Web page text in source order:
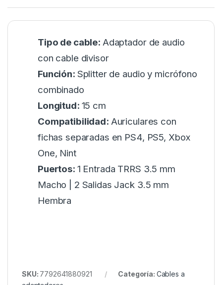
Tipo de cable: Adaptador de audio
con cable divisor
Función: Splitter de audio y micrófono
combinado
Longitud: 15 cm
Compatibilidad: Auriculares con
fichas separadas en PS4, PS5, Xbox
One, Nint
Puertos: 1 Entrada TRRS 3.5 mm
Macho | 2 Salidas Jack 3.5 mm
Hembra
SKU: 7792641880921 Categoría: Cables a